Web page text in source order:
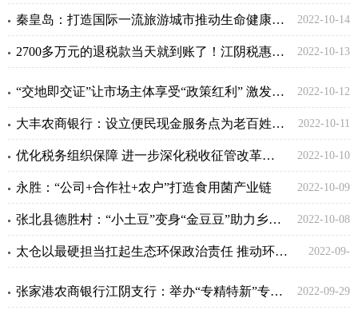
秦皇岛：打造国际一流旅游城市推动生命健康产业加速发展 2022-10-14
2700多万元的退税款当天就到账了！江阴税惠服务始终相伴 2022-10-13
“交地即交证”让市场主体享受“政策红利” 激发市场主体活力 2022-10-12
大丰农商银行：设立便民现金服务点为老百姓办了一件好事 2022-10-11
优化税务组织保障 进一步深化税收征管改革研究 2022-10-10
永胜：“公司+合作社+农户”打造食用菌产业链 2022-10-09
张北县德胜村：“小土豆”变身“金豆豆”助力乡村发展 2022-10-08
太仓以最硬担当扛起生态环保政治责任 推动环境质量“提质增优” 2022-09-
张家港农商银行江阴支行：举办“专精特新”专场座谈会 2022-09-29